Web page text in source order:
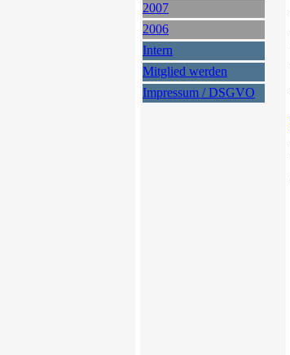
2007
2006
Intern
Mitglied werden
Impressum / DSGVO